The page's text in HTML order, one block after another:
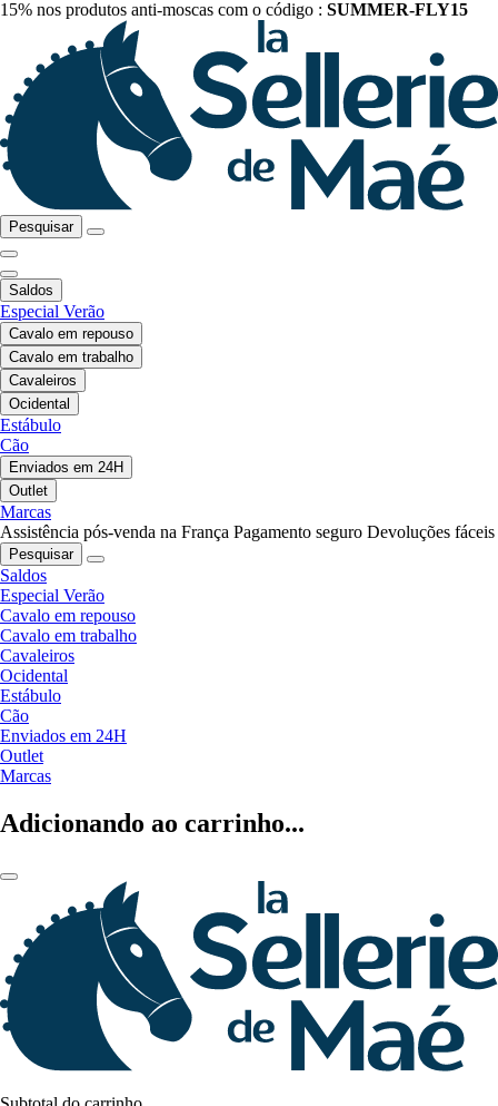
15% nos produtos anti-moscas com o código : SUMMER-FLY15
Pesquisar
Saldos
Especial Verão
Cavalo em repouso
Cavalo em trabalho
Cavaleiros
Ocidental
Estábulo
Cão
Enviados em 24H
Outlet
Marcas
Assistência pós-venda na França Pagamento seguro Devoluções fáceis
Pesquisar
Saldos
Especial Verão
Cavalo em repouso
Cavalo em trabalho
Cavaleiros
Ocidental
Estábulo
Cão
Enviados em 24H
Outlet
Marcas
Adicionando ao carrinho...